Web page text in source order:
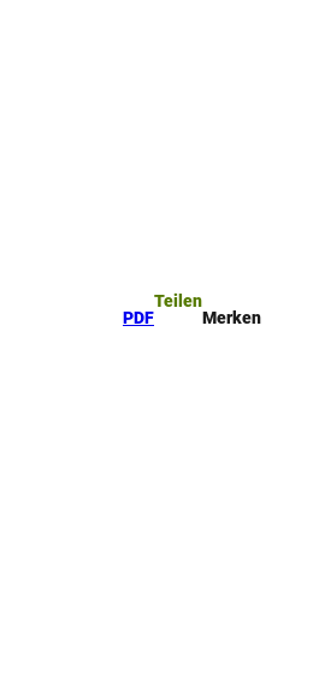
PDF
Teilen
Merken